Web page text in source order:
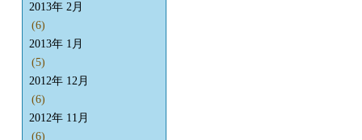
2013年 2月
(6)
2013年 1月
(5)
2012年 12月
(6)
2012年 11月
(6)